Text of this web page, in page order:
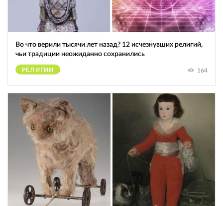
Во что верили тысячи лет назад? 12 исчезнувших религий,
чьи традиции неожиданно сохранились
РЕЛИГИИ 164